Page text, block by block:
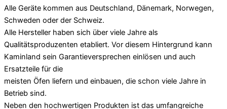
Alle Geräte kommen aus Deutschland, Dänemark, Norwegen,
Schweden oder der Schweiz.
Alle Hersteller haben sich über viele Jahre als
Qualitätsproduzenten etabliert. Vor diesem Hintergrund kann
Kaminland sein Garantieversprechen einlösen und auch
Ersatzteile für die
meisten Öfen liefern und einbauen, die schon viele Jahre in
Betrieb sind.
Neben den hochwertigen Produkten ist das umfangreiche